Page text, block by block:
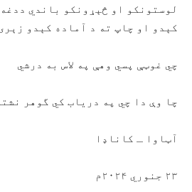
لوستونکو او څېړونکو باندي
کېدو او چاپ ته د آماده کېدو
چي غوټې پسي وهې په لاس به درشي
چا وې دا چي په دریاب کي گوهر
آټاوا ـ کاناډا
۲۳ جنوري ۲۰۲۴م